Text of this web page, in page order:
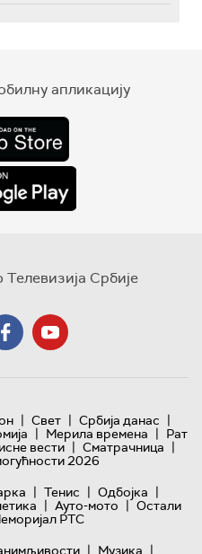
апликацију
Телевизија Србије
| Свет | Србија данас |
| Мерила времена | Рат
вести | Сматрачница |
2026
| Тенис | Одбојка |
| Ауто-мото | Остали
РТС
Музика